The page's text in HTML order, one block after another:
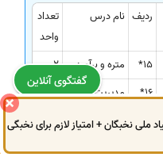
ردیف نام درس
تعداد
واحد
15* متره و برآورد
2
16*
مدیریت و
کارگاه
2
09149724522
ملی نخبگان + امتیاز لازم برای نخبگی
گفتگوی آنلاین